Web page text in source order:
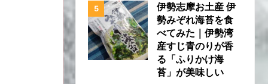
伊勢志摩お土産 伊
勢みぞれ海苔を食
べてみた｜伊勢湾
産すじ青のりが香
る「ふりかけ海
苔」が美味しい